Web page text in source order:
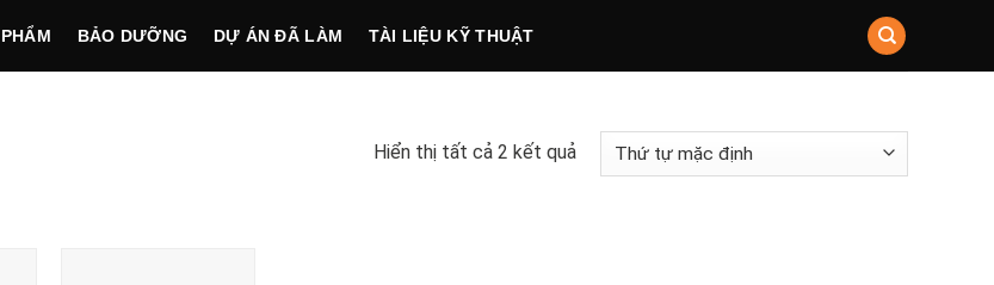
BẢO DƯỠNG DỰ ÁN ĐÃ LÀM TÀI LIỆU KỸ THUẬT
Hiển thị tất cả 2 kết quả